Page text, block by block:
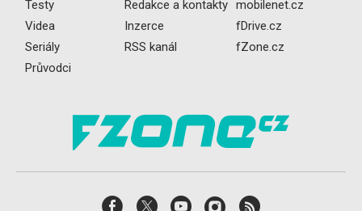
Testy
Videa
Seriály
Průvodci
Redakce a kontakty
Inzerce
RSS kanál
mobilenet.cz
fDrive.cz
fZone.cz